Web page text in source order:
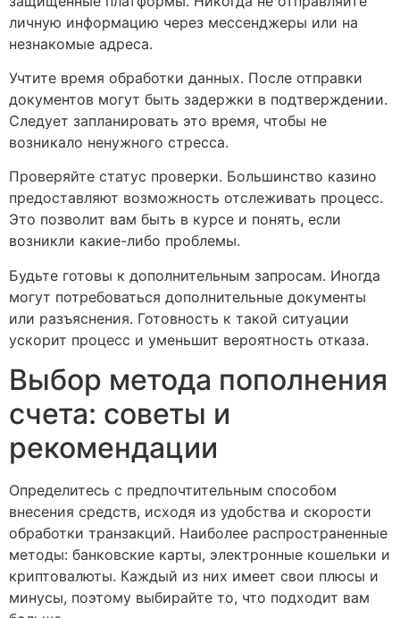
личную информацию через мессенджеры или на
незнакомые адреса.
Учтите время обработки данных. После отправки
документов могут быть задержки в подтверждении.
Следует запланировать это время, чтобы не
возникало ненужного стресса.
Проверяйте статус проверки. Большинство казино
предоставляют возможность отслеживать процесс.
Это позволит вам быть в курсе и понять, если
возникли какие-либо проблемы.
Будьте готовы к дополнительным запросам. Иногда
могут потребоваться дополнительные документы
или разъяснения. Готовность к такой ситуации
ускорит процесс и уменьшит вероятность отказа.
Выбор метода пополнения
счета: советы и
рекомендации
Определитесь с предпочтительным способом
внесения средств, исходя из удобства и скорости
обработки транзакций. Наиболее распространенные
методы: банковские карты, электронные кошельки и
криптовалюты. Каждый из них имеет свои плюсы и
минусы, поэтому выбирайте то, что подходит вам